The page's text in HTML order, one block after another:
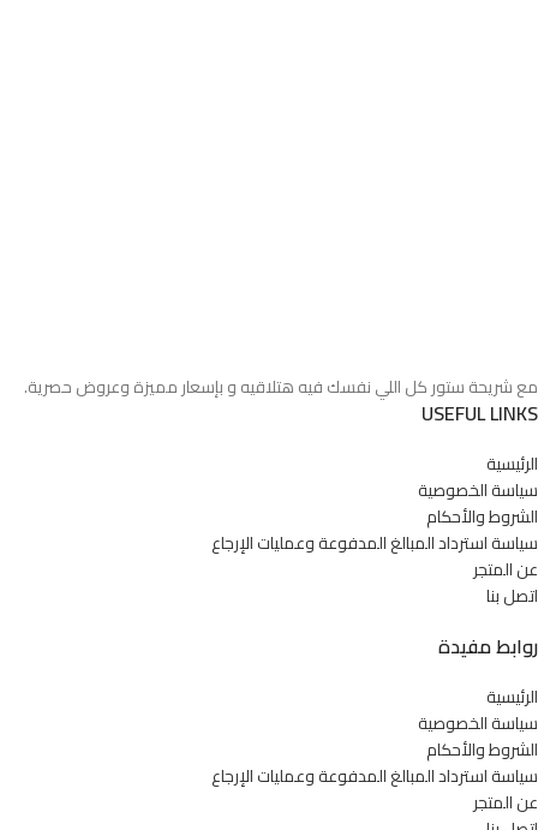
مع شريحة ستور كل اللي نفسك فيه هتلاقيه و بإسعار مميزة وعروض حصرية.
USEFUL LINKS
الرئيسية
سياسة الخصوصية
الشروط والأحكام
سياسة استرداد المبالغ المدفوعة وعمليات الإرجاع
عن المتجر
اتصل بنا
روابط مفيدة
الرئيسية
سياسة الخصوصية
الشروط والأحكام
سياسة استرداد المبالغ المدفوعة وعمليات الإرجاع
عن المتجر